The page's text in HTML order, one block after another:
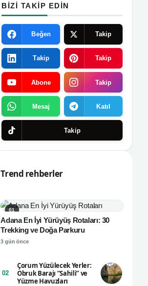
BIZI TAKIP EDIN
Beğen Takip
Takip Takip
Abone Takip
Mesaj Katıl
Takip
Trend rehberler
01
Adana En İyi Yürüyüş Rotaları: 30
Trekking ve Doğa Parkuru
3 gün önce
02
Çorum Yüzülecek Yerler:
Obruk Barajı “Sahili” ve
Yüzme Havuzları